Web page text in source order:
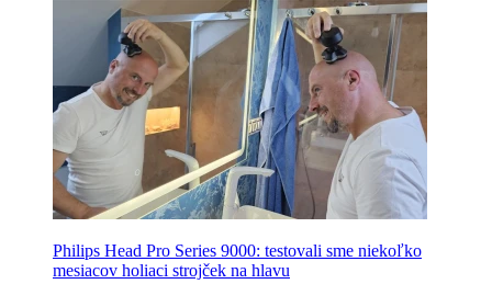
Philips Head Pro Series 9000: testovali sme niekoľko
mesiacov holiaci strojček na hlavu